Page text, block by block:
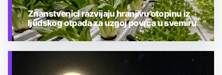
TEHNOLOGIJA
Znanstvenici razvijaju hranjivu otopinu iz
ljudskog otpada za uzgoj povrća u svemiru